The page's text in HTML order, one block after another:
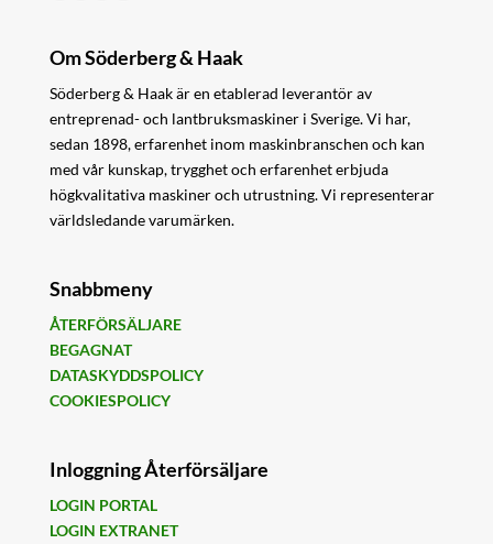
Om Söderberg & Haak
Söderberg & Haak är en etablerad leverantör av
entreprenad- och lantbruksmaskiner i Sverige. Vi har,
sedan 1898, erfarenhet inom maskinbranschen och kan
med vår kunskap, trygghet och erfarenhet erbjuda
högkvalitativa maskiner och utrustning. Vi representerar
världsledande varumärken.
Snabbmeny
ÅTERFÖRSÄLJARE
BEGAGNAT
DATASKYDDSPOLICY
COOKIESPOLICY
Inloggning Återförsäljare
LOGIN PORTAL
LOGIN EXTRANET